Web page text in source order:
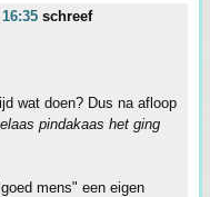
schreef
wat doen? Dus na afloop
pindakaas het ging
mens" een eigen